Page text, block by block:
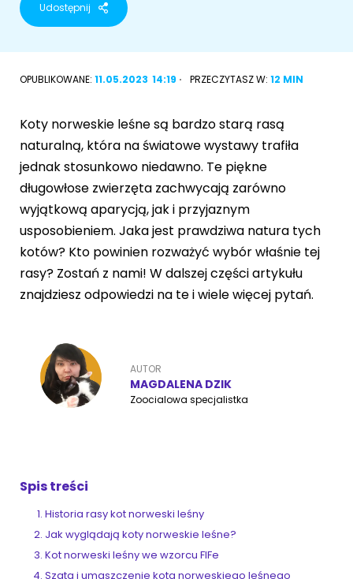
RASY PSÓW
Sznaucer miniaturowy
Golden retriever
Buldog francuski
Owczarek niemiecki
Wyszukiwarka ras psów
Przyjazne miejsca
ZoociaLove News
Kot perski
Kot rosyjski niebieski
Udostępnij
OPUBLIKOWANE: 11.05.2023 14:19 PRZECZYTASZ W: 12 MIN
Koty norweskie leśne są bardzo starą rasą
naturalną, która na światowe wystawy trafiła
jednak stosunkowo niedawno. Te piękne
długowłose zwierzęta zachwycają zarówno
wyjątkową aparycją, jak i przyjaznym
usposobieniem. Jaka jest prawdziwa natura tych
kotów? Kto powinien rozważyć wybór właśnie tej
rasy? Zostań z nami! W dalszej części artykułu
znajdziesz odpowiedzi na te i wiele więcej pytań.
AUTOR
MAGDALENA DZIK
Zoocialowa specjalistka
Spis treści
Historia rasy kot norweski leśny
Jak wyglądają koty norweskie leśne?
Kot norweski leśny we wzorcu FIFe
Szata i umaszczenie kota norweskiego leśnego